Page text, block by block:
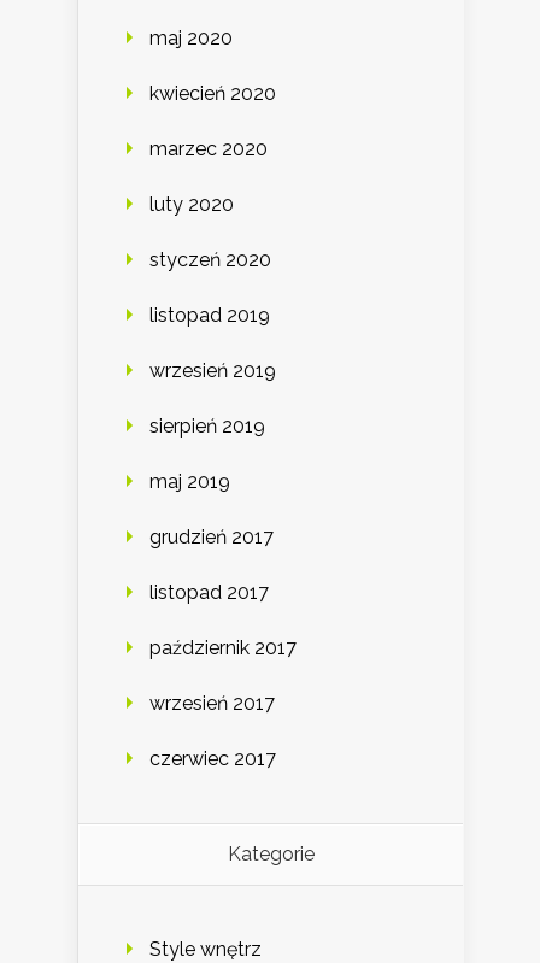
maj 2020
kwiecień 2020
marzec 2020
luty 2020
styczeń 2020
listopad 2019
wrzesień 2019
sierpień 2019
maj 2019
grudzień 2017
listopad 2017
październik 2017
wrzesień 2017
czerwiec 2017
Kategorie
Style wnętrz